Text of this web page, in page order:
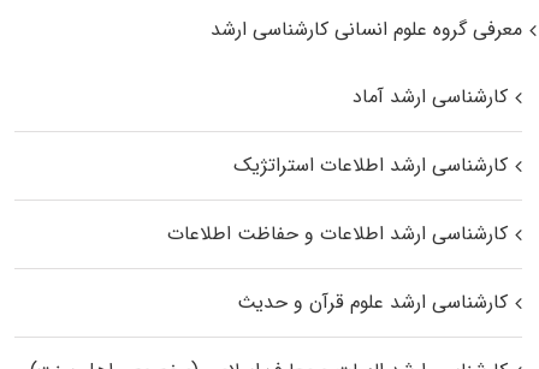
معرفی گروه علوم انسانی کارشناسی ارشد
کارشناسی ارشد آماد
کارشناسی ارشد اطلاعات استراتژیک
کارشناسی ارشد اطلاعات و حفاظت اطلاعات
کارشناسی ارشد علوم قرآن و حدیث